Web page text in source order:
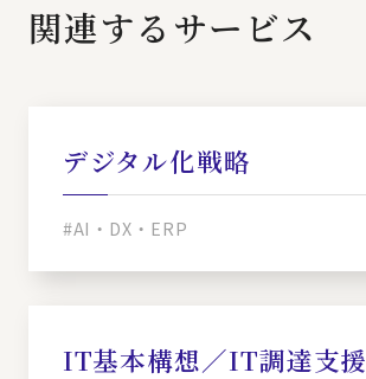
関連するサービス
デジタル化戦略
#AI・DX・ERP
IT基本構想／IT調達支援